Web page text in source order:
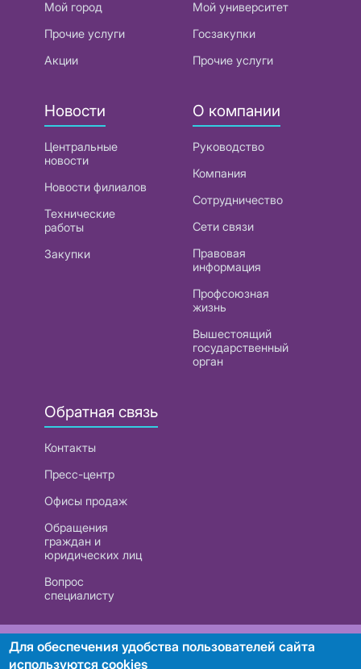
Мой город
Прочие услуги
Акции
Мой университет
Госзакупки
Прочие услуги
Новости
Центральные
новости
Новости филиалов
Технические
работы
Закупки
О компании
Руководство
Компания
Сотрудничество
Сети связи
Правовая
информация
Профсоюзная
жизнь
Вышестоящий
государственный
орган
Обратная связь
Контакты
Пресс-центр
Офисы продаж
Обращения
граждан и
юридических лиц
Вопрос
специалисту
РУП «Белтелеком». УНП 101007741
Для обеспечения удобства пользователей сайта
используются cookies